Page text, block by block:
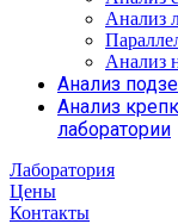
Анализ
Анализ
Анализ
Анализ
лаборатории
Лаборатория
Цены
Контакты